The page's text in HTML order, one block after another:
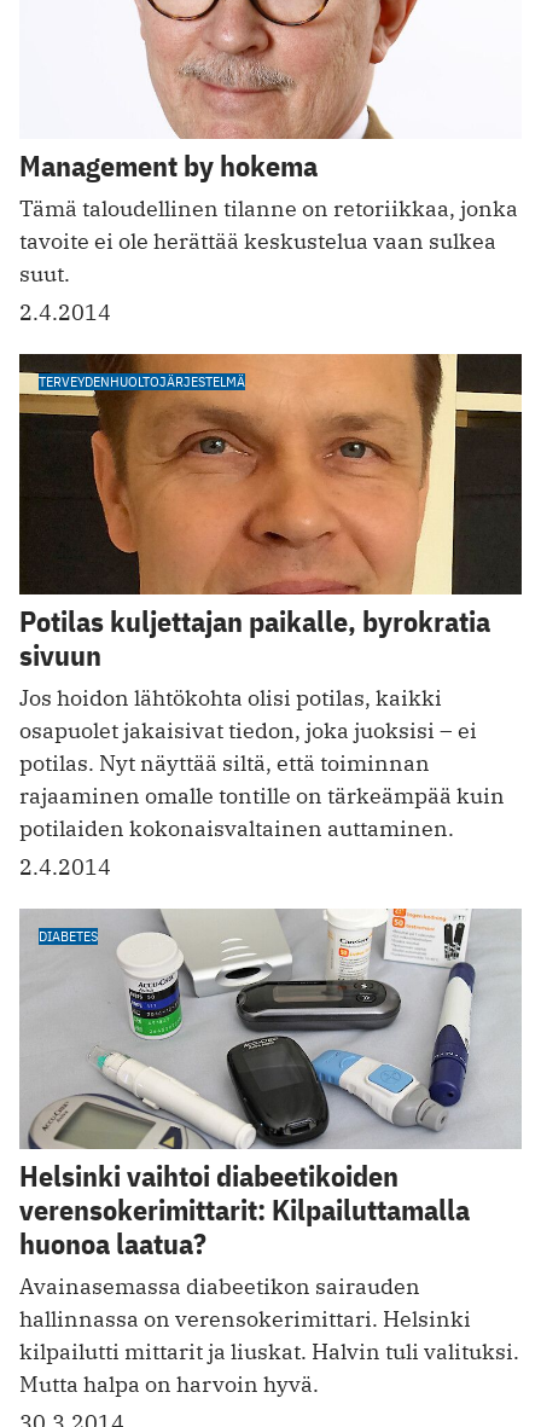
Management by hokema
Tämä taloudellinen tilanne on retoriikkaa, jonka
tavoite ei ole herättää keskustelua vaan sulkea
suut.
2.4.2014
TERVEYDENHUOLTOJÄRJESTELMÄ
Potilas kuljettajan paikalle, byrokratia
sivuun
Jos hoidon lähtökohta olisi potilas, kaikki
osapuolet jakaisivat tiedon, joka juoksisi – ei
potilas. Nyt näyttää siltä, että toiminnan
rajaaminen omalle tontille on tärkeämpää kuin
potilaiden kokonaisvaltainen auttaminen.
2.4.2014
DIABETES
Helsinki vaihtoi diabeetikoiden
verensokerimittarit: Kilpailuttamalla
huonoa laatua?
Avainasemassa diabeetikon sairauden
hallinnassa on verensokerimittari. Helsinki
kilpailutti mittarit ja liuskat. Halvin tuli valituksi.
Mutta halpa on harvoin hyvä.